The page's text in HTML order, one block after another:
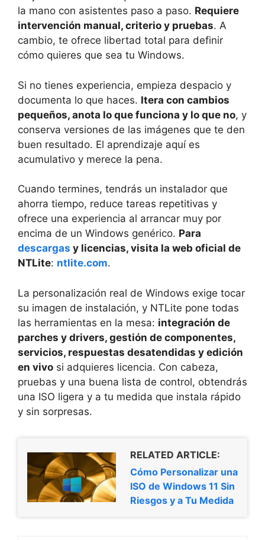
la mano con asistentes paso a paso. Requiere
intervención manual, criterio y pruebas. A
cambio, te ofrece libertad total para definir
cómo quieres que sea tu Windows.
Si no tienes experiencia, empieza despacio y
documenta lo que haces. Itera con cambios
pequeños, anota lo que funciona y lo que no, y
conserva versiones de las imágenes que te den
buen resultado. El aprendizaje aquí es
acumulativo y merece la pena.
Cuando termines, tendrás un instalador que
ahorra tiempo, reduce tareas repetitivas y
ofrece una experiencia al arrancar muy por
encima de un Windows genérico. Para
descargas y licencias, visita la web oficial de
NTLite: ntlite.com.
La personalización real de Windows exige tocar
su imagen de instalación, y NTLite pone todas
las herramientas en la mesa: integración de
parches y drivers, gestión de componentes,
servicios, respuestas desatendidas y edición
en vivo si adquieres licencia. Con cabeza,
pruebas y una buena lista de control, obtendrás
una ISO ligera y a tu medida que instala rápido
y sin sorpresas.
RELATED ARTICLE:
Cómo Personalizar una
ISO de Windows 11 Sin
Riesgos y a Tu Medida